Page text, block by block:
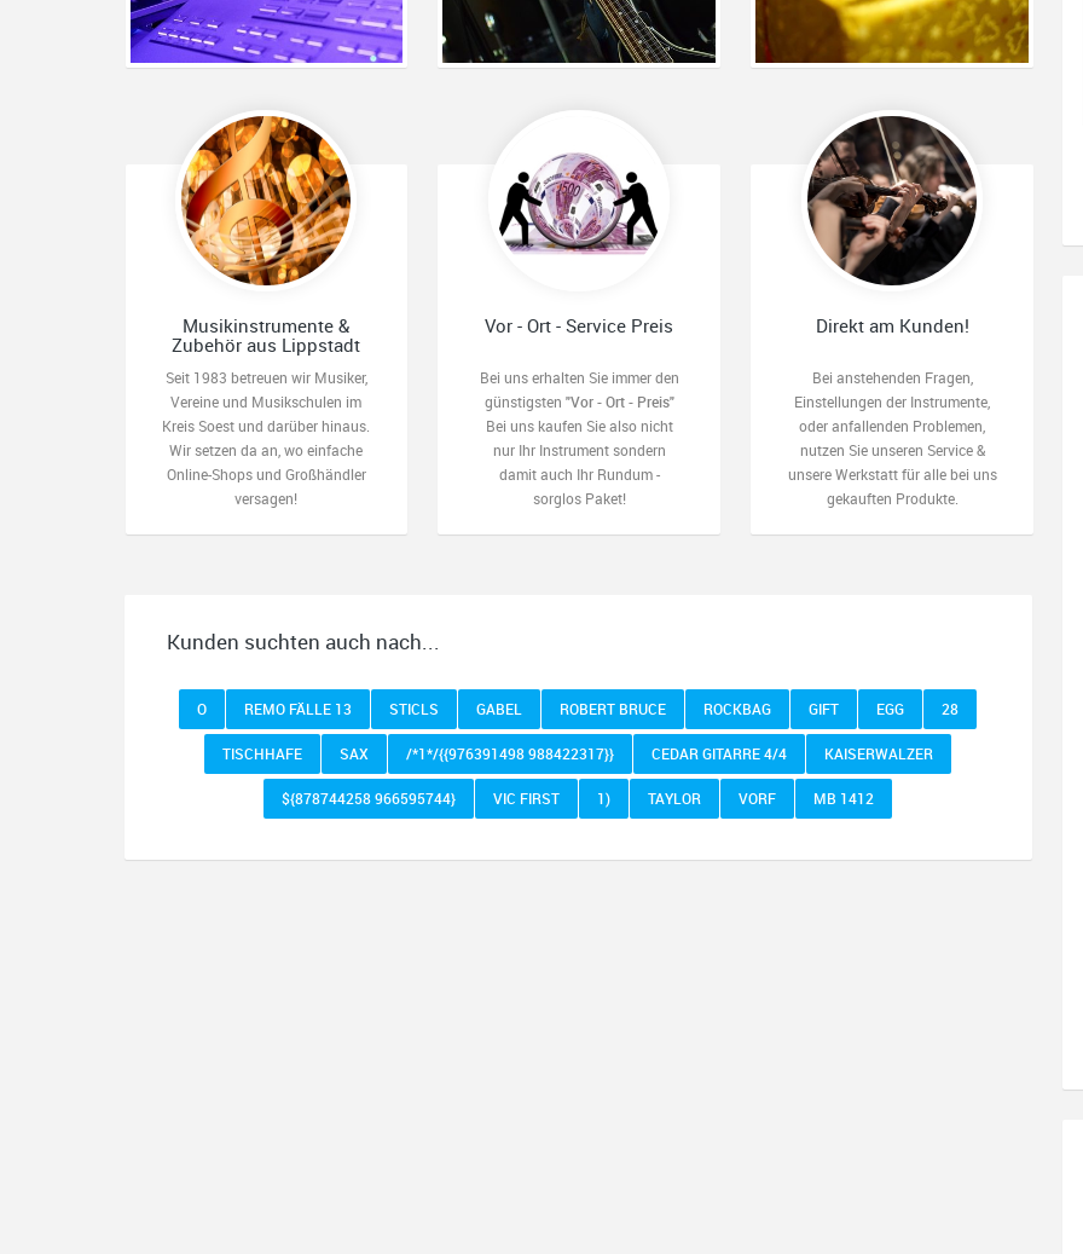
Musikinstrumente &
Zubehör aus Lippstadt
Seit 1983 betreuen wir Musiker,
Vereine und Musikschulen im
Kreis Soest und darüber hinaus.
Wir setzen da an, wo einfache
Online-Shops und Großhändler
versagen!
Vor - Ort - Service Preis
Bei uns erhalten Sie immer den
günstigsten "Vor - Ort - Preis"
Bei uns kaufen Sie also nicht
nur Ihr Instrument sondern
damit auch Ihr Rundum -
sorglos Paket!
Direkt am Kunden!
Bei anstehenden Fragen,
Einstellungen der Instrumente,
oder anfallenden Problemen,
nutzen Sie unseren Service &
unsere Werkstatt für alle bei uns
gekauften Produkte.
Kunden suchten auch nach...
O REMO FÄLLE 13 STICLS GABEL ROBERT BRUCE ROCKBAG GIFT EGG 28
TISCHHAFE SAX /*1*/{{976391498 988422317}} CEDAR GITARRE 4/4 KAISERWALZER
${878744258 966595744} VIC FIRST 1) TAYLOR VORF MB 1412